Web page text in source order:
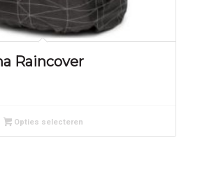
Raincover
Opties selecteren